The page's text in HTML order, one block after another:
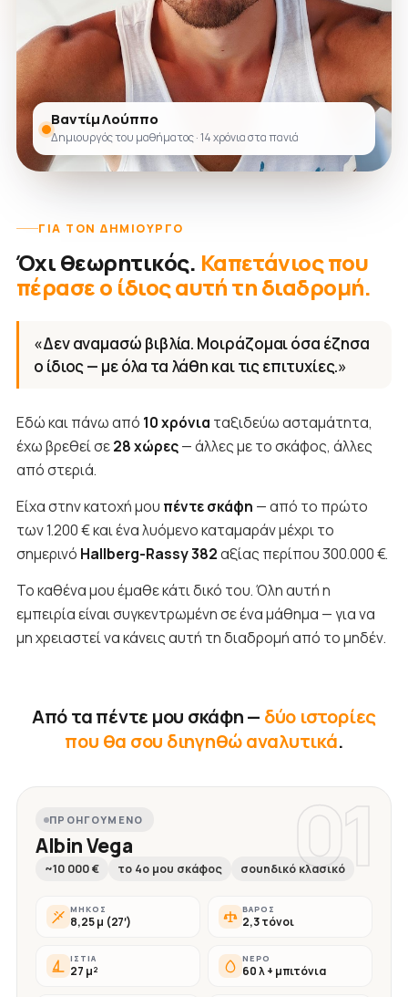
Βαντίμ Λούππο
Δημιουργός του μαθήματος · 14 χρόνια στα πανιά
ΓΙΑ ΤΟΝ ΔΗΜΙΟΥΡΓΌ
Όχι θεωρητικός. Καπετάνιος που
πέρασε ο ίδιος αυτή τη διαδρομή.
«Δεν αναμασώ βιβλία. Μοιράζομαι όσα έζησα
ο ίδιος — με όλα τα λάθη και τις επιτυχίες.»
Εδώ και πάνω από 10 χρόνια ταξιδεύω ασταμάτητα,
έχω βρεθεί σε28 χώρες— άλλες με το σκάφος, άλλες
από στεριά.
Είχα στην κατοχή μου πέντε σκάφη — από το πρώτο
των 1.200 € και ένα λυόμενο καταμαράν μέχρι το
σημερινό Hallberg-Rassy 382αξίας περίπου 300.000 €.
Το καθένα μου έμαθε κάτι δικό του. Όλη αυτή η
εμπειρία είναι συγκεντρωμένη σε ένα μάθημα — για να
μη χρειαστεί να κάνεις αυτή τη διαδρομή από το μηδέν.
Από τα πέντε μου σκάφη — δύο ιστορίες
που θα σου διηγηθώ αναλυτικά.
01
ΠΡΟΗΓΟΎΜΕΝΟ
Albin Vega
~10 000 € το 4ο μου σκάφος σουηδικό κλασικό
ΜΉΚΟΣ
8,25 μ (27′)
ΒΆΡΟΣ
2,3 τόνοι
ΙΣΤΊΑ
27 μ²
ΝΕΡΌ
60 λ + μπιτόνια